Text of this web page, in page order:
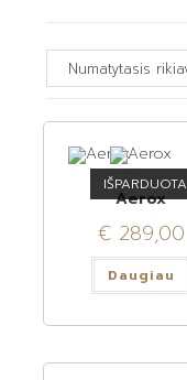
IŠPARDUOTA
Aerox
€289,00
Daugiau